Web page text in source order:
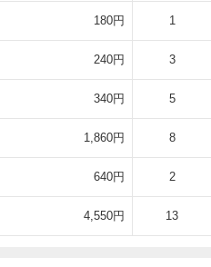
180円 1
240円 3
340円 5
1,860円 8
640円 2
4,550円 13